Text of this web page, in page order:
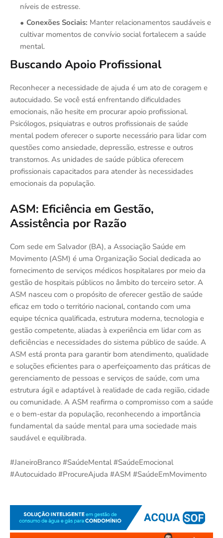
níveis de estresse.
Conexões Sociais: Manter relacionamentos saudáveis e
cultivar momentos de convívio social fortalecem a saúde
mental.
Buscando Apoio Profissional
Reconhecer a necessidade de ajuda é um ato de coragem e
autocuidado. Se você está enfrentando dificuldades
emocionais, não hesite em procurar apoio profissional.
Psicólogos, psiquiatras e outros profissionais de saúde
mental podem oferecer o suporte necessário para lidar com
questões como ansiedade, depressão, estresse e outros
transtornos. As unidades de saúde pública oferecem
profissionais capacitados para atender às necessidades
emocionais da população.
ASM: Eficiência em Gestão,
Assistência por Razão
Com sede em Salvador (BA), a Associação Saúde em
Movimento (ASM) é uma Organização Social dedicada ao
fornecimento de serviços médicos hospitalares por meio da
gestão de hospitais públicos no âmbito do terceiro setor. A
ASM nasceu com o propósito de oferecer gestão de saúde
eficaz em todo o território nacional, contando com uma
equipe técnica qualificada, estrutura moderna, tecnologia e
gestão competente, aliadas à experiência em lidar com as
deficiências e necessidades do sistema público de saúde. A
ASM está pronta para garantir bom atendimento, qualidade
e soluções eficientes para o aperfeiçoamento das práticas de
gerenciamento de pessoas e serviços de saúde, com uma
estrutura ágil e adaptável à realidade de cada região, cidade
ou comunidade. A ASM reafirma o compromisso com a saúde
e o bem-estar da população, reconhecendo a importância
fundamental da saúde mental para uma sociedade mais
saudável e equilibrada.
#JaneiroBranco #SaúdeMental #SaúdeEmocional
#Autocuidado #ProcureAjuda #ASM #SaúdeEmMovimento